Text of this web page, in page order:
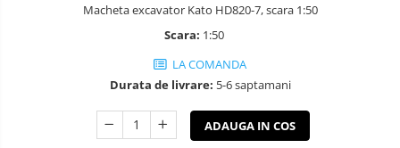
Macheta excavator Kato HD820-7, scara 1:50
Scara: 1:50
LA COMANDA
Durata de livrare: 5-6 saptamani
ADAUGA IN COS